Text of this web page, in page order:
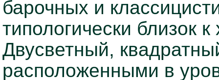
барочных и
типологически близок
Двусветный,
расположенными в